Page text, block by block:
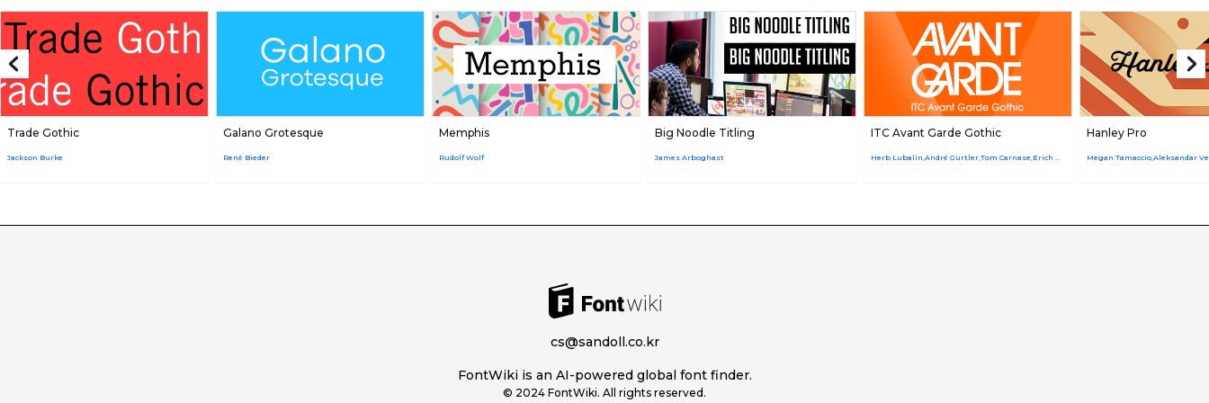
Trade Gothic
Jackson Burke
Galano Grotesque
René Bieder
Memphis
Rudolf Wolf
Big Noodle Titling
James Arboghast
ITC Avant Garde Gothic Hanley Pro
Megan Tamaccio,Aleksandar
cs@sandoll.co.kr
FontWiki is an AI-powered global font finder.
© 2024 FontWiki. All rights reserved.